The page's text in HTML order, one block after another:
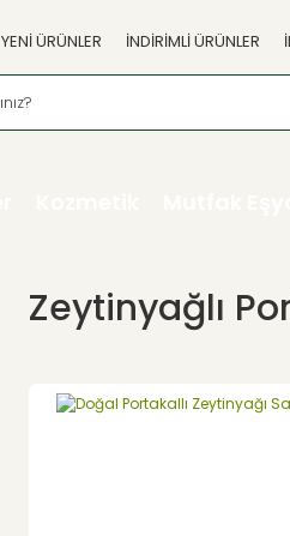
YENİ ÜRÜNLER İNDİRİMLİ ÜRÜNLER
Zeytinyağlı